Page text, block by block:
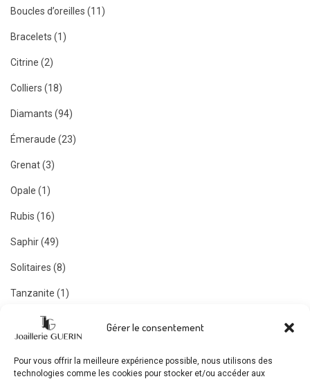
Gérer le consentement
Pour vous offrir la meilleure expérience possible, nous utilisons des
technologies comme les cookies pour stocker et/ou accéder aux
Boucles d’oreilles (11)
Bracelets (1)
Citrine (2)
Colliers (18)
Diamants (94)
Émeraude (23)
Grenat (3)
Opale (1)
Rubis (16)
Saphir (49)
Solitaires (8)
Tanzanite (1)
Tourmaline (6)
LA MAISON GUÉRIN